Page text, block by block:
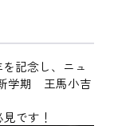
記念し、ニュ
学期 王馬小吉
です！